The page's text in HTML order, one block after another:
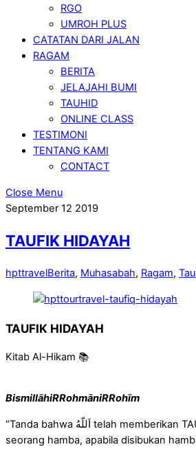
RGO
UMROH PLUS
CATATAN DARI JALAN
RAGAM
BERITA
JELAJAHI BUMI
TAUHID
ONLINE CLASS
TESTIMONI
TENTANG KAMI
CONTACT
Close Menu
September 12 2019
TAUFIK HIDAYAH
hpttravelBerita, Muhasabah, Ragam,
TAUFIK HIDAYAH
Kitab Al-Hikam 📚
BismillāhiRRohmāniRRohīm
“Tanda bahwa اَللّهُ telah memberikan TAUFIK HIDAYAH kepada
seorang hamba, apabila disibukan